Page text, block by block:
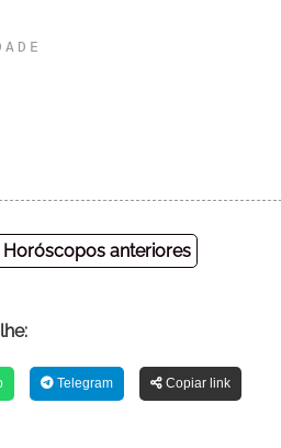
Horóscopos anteriores
Telegram Copiar link